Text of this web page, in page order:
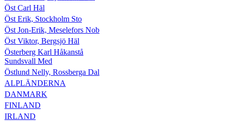
Öst Carl Häl
Öst Erik, Stockholm Sto
Öst Jon-Erik, Meselefors Nob
Öst Viktor, Bergsjö Häl
Österberg Karl Håkanstå
Sundsvall Med
Östlund Nelly, Rossberga Dal
ALPLÄNDERNA
DANMARK
FINLAND
IRLAND